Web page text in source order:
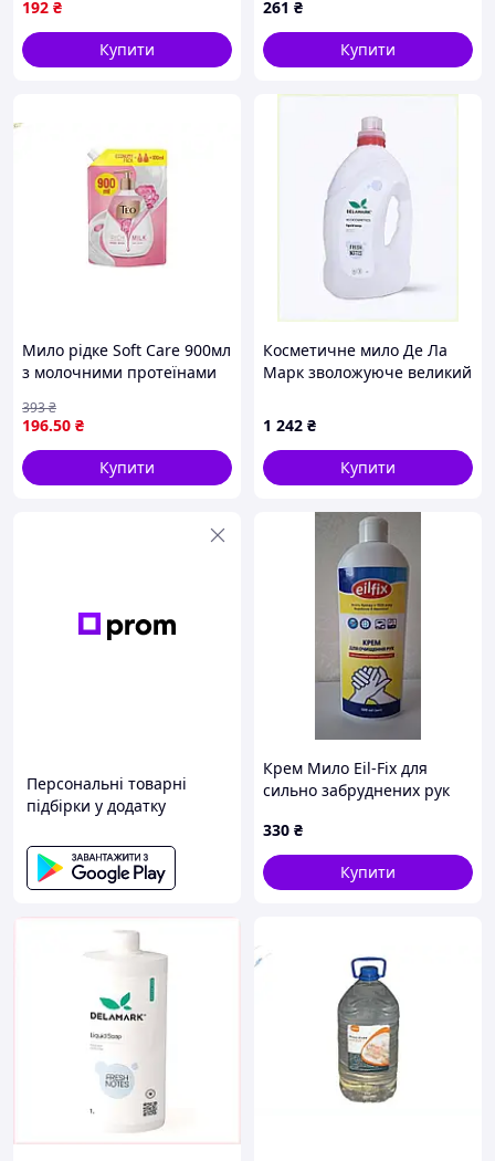
192 ₴
Купити
Доступний
261 ₴
Купити
Мило рідке Soft Care 900мл
з молочними протеїнами
шкіри з квітковим
ароматом
196.50 ₴
393₴
Купити
Косметичне мило Де Ла
Марк зволожуюче великий
1 242 ₴
Купити
Персональні товарні
підбірки у додатку
Крем Мило Eil-Fix для
сильно забруднених рук
330 ₴
Купити